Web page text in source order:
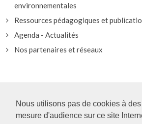
Nous utilisons pas de cookies à
mesure d'audience sur ce site
environnementales
Ressources pédagogiques et
Agenda - Actualités
Nos partenaires et réseaux